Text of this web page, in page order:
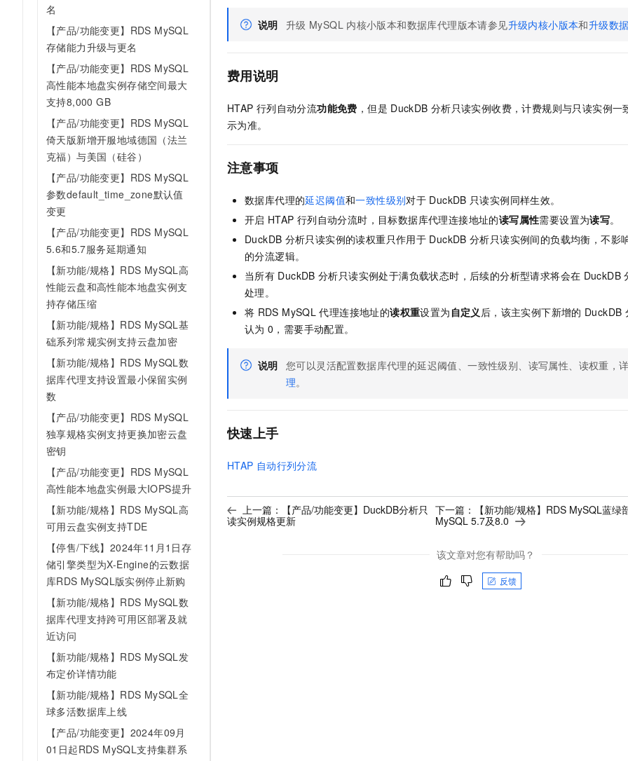
名
【产品/功能变更】RDS MySQL
存储能力升级与更名
【产品/功能变更】RDS MySQL
高性能本地盘实例存储空间最大
支持8,000 GB
【产品/功能变更】RDS MySQL
倚天版新增开服地域德国（法兰
克福）与美国（硅谷）
【产品/功能变更】RDS MySQL
参数default_time_zone默认值
变更
【产品/功能变更】RDS MySQL
5.6和5.7服务延期通知
【新功能/规格】RDS MySQL高
性能云盘和高性能本地盘实例支
持存储压缩
【新功能/规格】RDS MySQL基
础系列常规实例支持云盘加密
【新功能/规格】RDS MySQL数
据库代理支持设置最小保留实例
数
【产品/功能变更】RDS MySQL
独享规格实例支持更换加密云盘
密钥
【产品/功能变更】RDS MySQL
高性能本地盘实例最大IOPS提升
【新功能/规格】RDS MySQL高
可用云盘实例支持TDE
【停售/下线】2024年11月1日存
储引擎类型为X-Engine的云数据
库RDS MySQL版实例停止新购
【新功能/规格】RDS MySQL数
据库代理支持跨可用区部署及就
近访问
【新功能/规格】RDS MySQL发
布定价详情功能
【新功能/规格】RDS MySQL全
球多活数据库上线
【产品/功能变更】2024年09月
01日起RDS MySQL支持集群系
说明 升级 MySQL 内核小版本和数据库代理版本请参见升级内核小版本和升级数
费用说明
HTAP 行列自动分流功能免费 ，但是 DuckDB 分析只读实例收费，计费规则与只读实例一
示为准。
注意事项
数据库代理的延迟阈值和一致性级别对于 DuckDB 只读实例同样生效。
开启 HTAP 行列自动分流时，目标数据库代理连接地址的读写属性需要设置为读写。
DuckDB 分析只读实例的读权重只作用于 DuckDB 分析只读实例间的负载均衡，不影
的分流逻辑。
当所有 DuckDB 分析只读实例处于满负载状态时，后续的分析型请求将会在 DuckDB
处理。
将 RDS MySQL 代理连接地址的读权重设置为 自定义后，该主实例下新增的 DuckDB
认为 0，需要手动配置。
说明 您可以灵活配置数据库代理的延迟阈值、一致性级别、读写属性、读权重，
理。
快速上手
HTAP 自动行列分流
上一篇：
【产品/功能变更】DuckDB分析只
读实例规格更新
下一篇：
【新功能/规格】RDS MySQL蓝
MySQL 5.7及8.0
该文章对您有帮助吗？
反馈